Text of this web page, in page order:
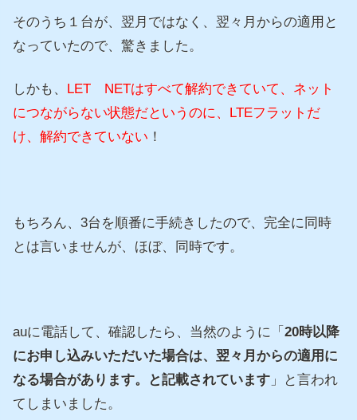
そのうち１台が、翌月ではなく、翌々月からの適用と
なっていたので、驚きました。
しかも、
LET NETはすべて解約できていて、ネット
につながらない状態だというのに、LTEフラットだ
け、解約できていない ！
もちろん、3台を順番に手続きしたので、完全に同時
とは言いませんが、ほぼ、同時です。
auに電話して、確認したら、当然のように「 20時以降
にお申し込みいただいた場合は、 翌々月からの適用に
なる場合があります。と記載されています 」と言われ
てしまいました。